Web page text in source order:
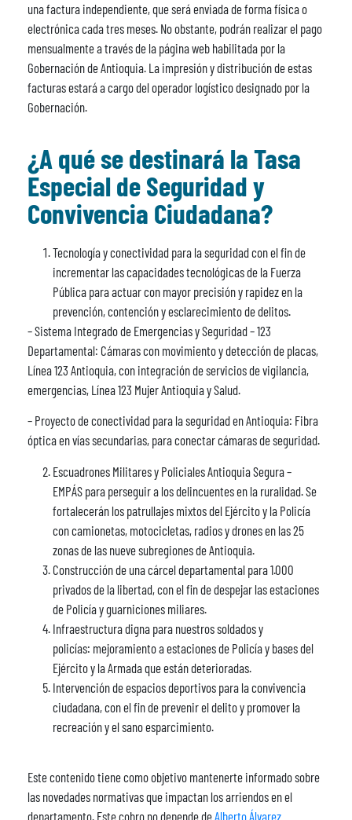
una factura independiente, que será enviada de forma física o
electrónica cada tres meses. No obstante, podrán realizar el pago
mensualmente a través de la página web habilitada por la
Gobernación de Antioquia. La impresión y distribución de estas
facturas estará a cargo del operador logístico designado por la
Gobernación.
¿A qué se destinará la Tasa
Especial de Seguridad y
Convivencia Ciudadana?
Tecnología y conectividad para la seguridad con el fin de
incrementar las capacidades tecnológicas de la Fuerza
Pública para actuar con mayor precisión y rapidez en la
prevención, contención y esclarecimiento de delitos.
– Sistema Integrado de Emergencias y Seguridad – 123
Departamental: Cámaras con movimiento y detección de placas,
Línea 123 Antioquia, con integración de servicios de vigilancia,
emergencias, Línea 123 Mujer Antioquia y Salud.
– Proyecto de conectividad para la seguridad en Antioquia: Fibra
óptica en vías secundarias, para conectar cámaras de seguridad.
Escuadrones Militares y Policiales Antioquia Segura –
EMPÁS para perseguir a los delincuentes en la ruralidad. Se
fortalecerán los patrullajes mixtos del Ejército y la Policía
con camionetas, motocicletas, radios y drones en las 25
zonas de las nueve subregiones de Antioquia.
Construcción de una cárcel departamental para 1.000
privados de la libertad, con el fin de despejar las estaciones
de Policía y guarniciones miliares.
Infraestructura digna para nuestros soldados y
policías: mejoramiento a estaciones de Policía y bases del
Ejército y la Armada que están deterioradas.
Intervención de espacios deportivos para la convivencia
ciudadana, con el fin de prevenir el delito y promover la
recreación y el sano esparcimiento.
Este contenido tiene como objetivo mantenerte informado sobre
las novedades normativas que impactan los arriendos en el
departamento. Este cobro no depende deAlberto Álvarez